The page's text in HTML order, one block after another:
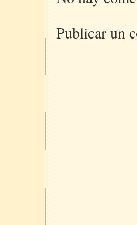
Publicar un